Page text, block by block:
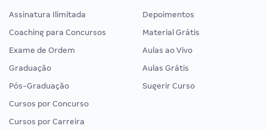
Assinatura Ilimitada
Coaching para Concursos
Exame de Ordem
Graduação
Pós-Graduação
Cursos por Concurso
Cursos por Carreira
Depoimentos
Material Grátis
Aulas ao Vivo
Aulas Grátis
Sugerir Curso